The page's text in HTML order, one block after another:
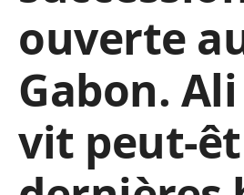
ouverte
Gabon.
vit peut-